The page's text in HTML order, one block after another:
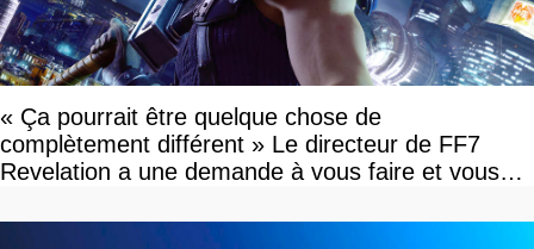
« Ça pourrait être quelque chose de
complètement différent » Le directeur de FF7
Revelation a une demande à vous faire et vous